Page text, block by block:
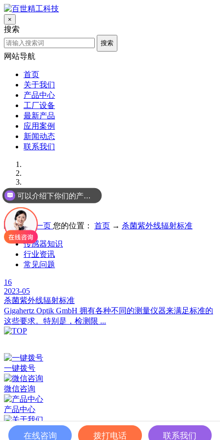
×
搜索
搜索
网站导航
首页
关于我们
产品中心
工厂设备
最新产品
应用案例
新闻动态
联系我们
您的位置： 首页 → 杀菌紫外线辐射标准
传感器知识
行业资讯
常见问题
16
2023-05
杀菌紫外线辐射标准
Gigahertz Optik GmbH 拥有各种不同的测量仪器来满足标准的
这些要求。特别是，检测限 ...
一键拨号
微信咨询
产品中心
关于我们
在线咨询 拨打电话 联系我们